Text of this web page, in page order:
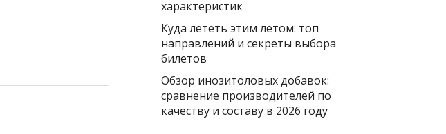
характеристик
Куда лететь этим летом: топ
направлений и секреты выбора
билетов
Обзор инозитоловых добавок:
сравнение производителей по
качеству и составу в 2026 году